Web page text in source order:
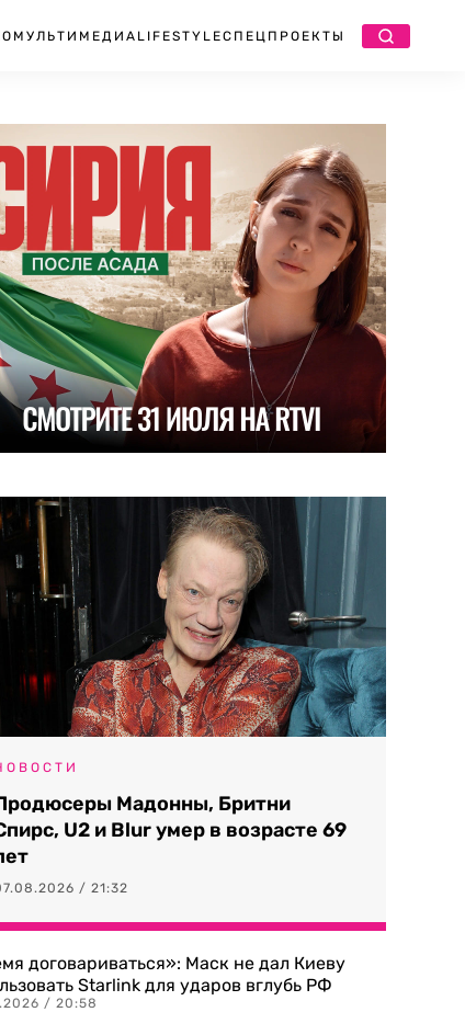
МУЛЬТИМЕДИА LIFESTYLEСПЕЦПРОЕКТЫ
Мадонны, Бритни
U2 и Blur умер в возрасте 69
/ 21:32
договариваться»: Маск не дал Киеву
Starlink для ударов вглубь РФ
/ 20:58